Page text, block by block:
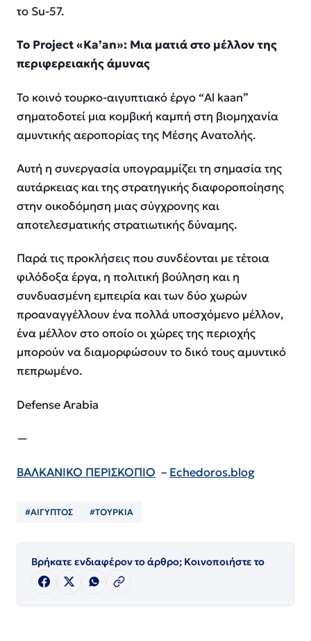
το Su-57.
Το Project «Ka’an»: Μια ματιά στο μέλλον της
περιφερειακής άμυνας
Το κοινό τουρκο-αιγυπτιακό έργο “Al kaan”
σηματοδοτεί μια κομβική καμπή στη βιομηχανία
αμυντικής αεροπορίας της Μέσης Ανατολής.
Αυτή η συνεργασία υπογραμμίζει τη σημασία της
αυτάρκειας και της στρατηγικής διαφοροποίησης
στην οικοδόμηση μιας σύγχρονης και
αποτελεσματικής στρατιωτικής δύναμης.
Παρά τις προκλήσεις που συνδέονται με τέτοια
φιλόδοξα έργα, η πολιτική βούληση και η
συνδυασμένη εμπειρία και των δύο χωρών
προαναγγέλλουν ένα πολλά υποσχόμενο μέλλον,
ένα μέλλον στο οποίο οι χώρες της περιοχής
μπορούν να διαμορφώσουν το δικό τους αμυντικό
πεπρωμένο.
Defense Arabia
—
ΒΑΛΚΑΝΙΚΟ ΠΕΡΙΣΚΟΠΙΟ – Echedoros.blog
#ΑΙΓΥΠΤΟΣ #ΤΟΥΡΚΙΑ
Βρήκατε ενδιαφέρον το άρθρο; Κοινοποιήστε το